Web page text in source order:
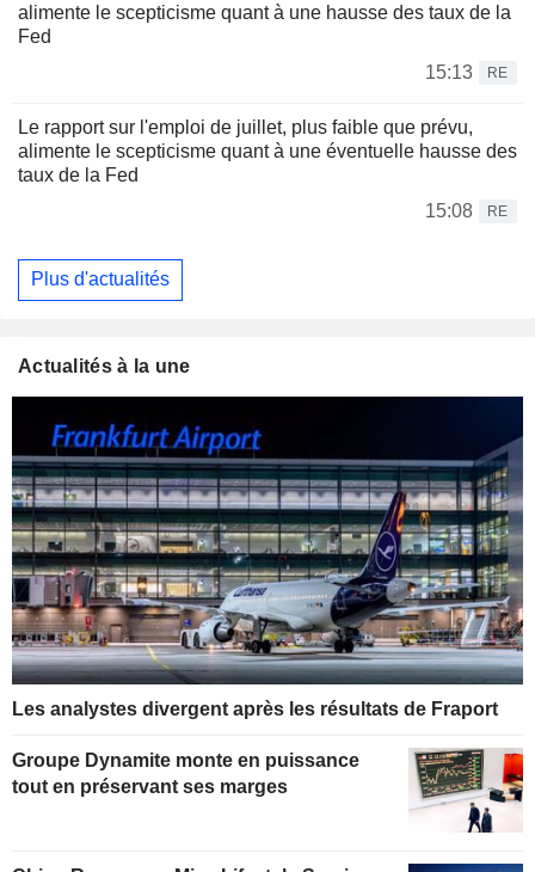
alimente le scepticisme quant à une hausse des taux de la
Fed
15:13
RE
Le rapport sur l'emploi de juillet, plus faible que prévu,
alimente le scepticisme quant à une éventuelle hausse des
taux de la Fed
15:08
RE
Plus d'actualités
Actualités à la une
Les analystes divergent après les résultats de Fraport
Groupe Dynamite monte en puissance
tout en préservant ses marges